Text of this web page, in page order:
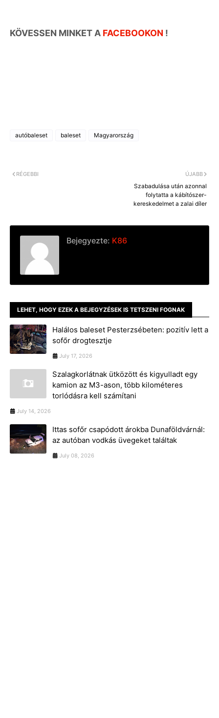
KÖVESSEN MINKET A FACEBOOKON !
autóbaleset baleset Magyarország
ÚJABB
Szabadulása után azonnal
folytatta a kábítószer-
kereskedelmet a zalai díler
RÉGEBBI
Bejegyezte: K86
LEHET, HOGY EZEK A BEJEGYZÉSEK IS TETSZENI FOGNAK
Halálos baleset Pesterzsébeten: pozitív lett a
sofőr drogtesztje
July 17, 2026
Szalagkorlátnak ütközött és kigyulladt egy
kamion az M3-ason, több kilométeres
torlódásra kell számítani
July 14, 2026
Ittas sofőr csapódott árokba Dunaföldvárnál:
az autóban vodkás üvegeket találtak
July 08, 2026